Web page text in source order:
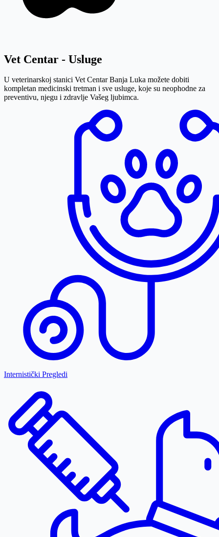
Vet Centar - Usluge
U veterinarskoj stanici Vet Centar Banja Luka možete dobiti
kompletan medicinski tretman i sve usluge, koje su neophodne za
preventivu, njegu i zdravlje Vašeg ljubimca.
Internistički Pregledi